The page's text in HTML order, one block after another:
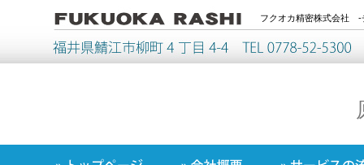
フクオカ精密株式会社 -